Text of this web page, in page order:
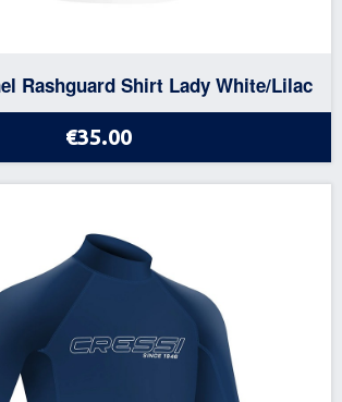
Rashguard Shirt Lady White/Lilac
€35.00